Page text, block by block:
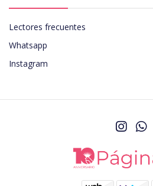
Lectores frecuentes
Whatsapp
Instagram